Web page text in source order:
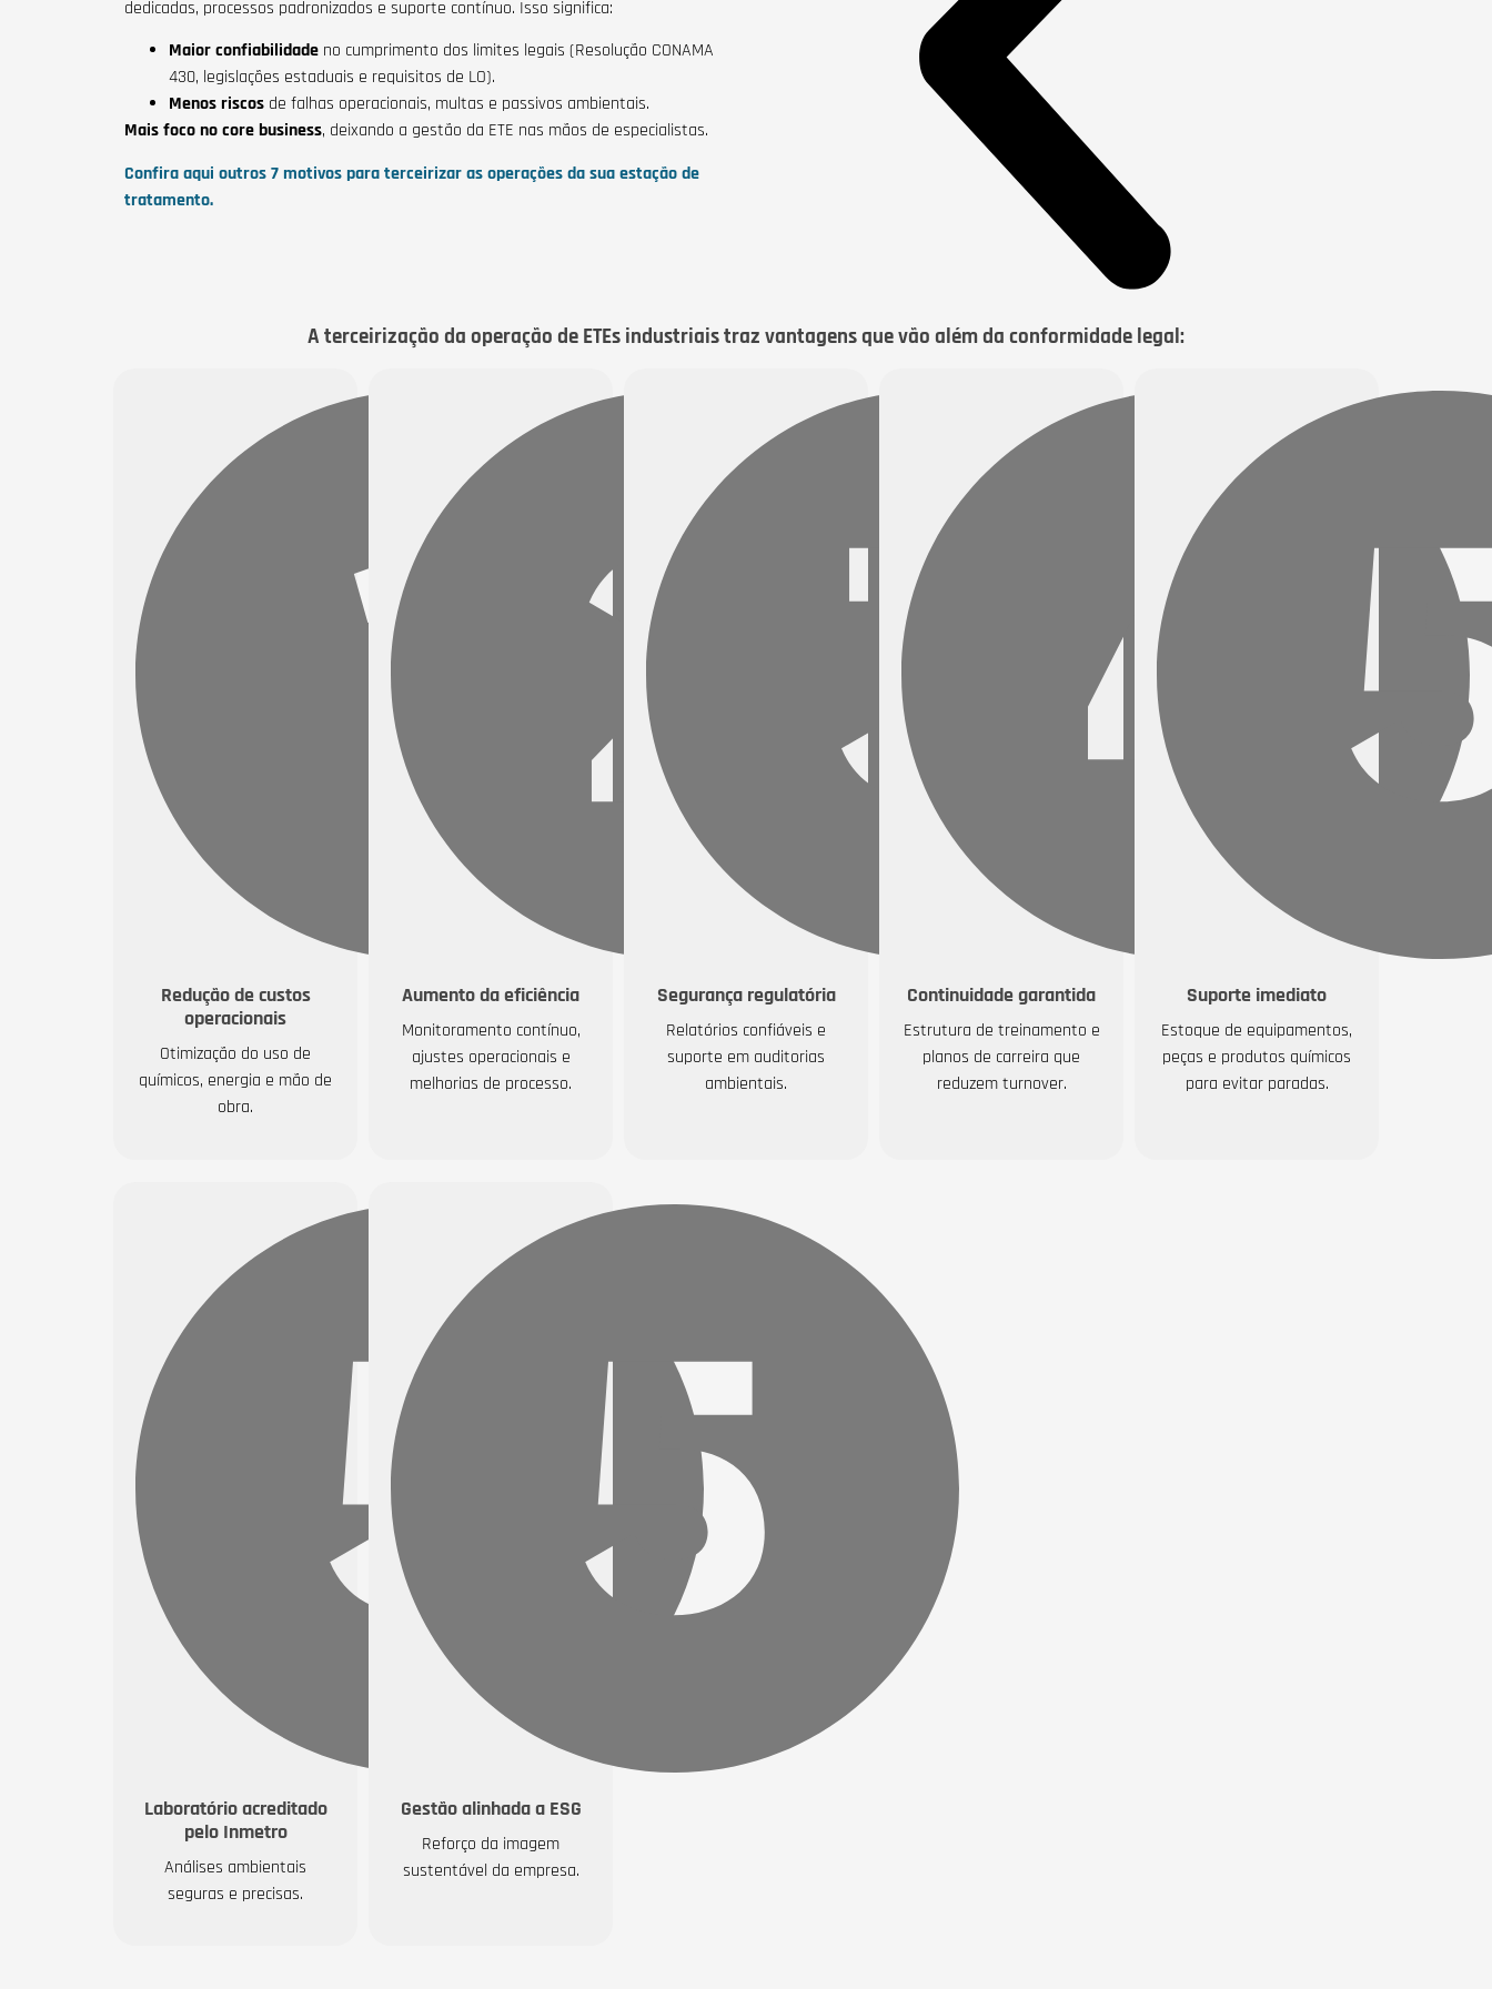
dedicadas, processos padronizados e suporte contínuo. Isso significa:
Maior confiabilidade no cumprimento dos limites legais (Resolução CONAMA
430, legislações estaduais e requisitos de LO).
Menos riscos de falhas operacionais, multas e passivos ambientais.
Mais foco no core business, deixando a gestão da ETE nas mãos de especialistas.
Confira aqui outros 7 motivos para terceirizar as operações da sua estação de
tratamento.
A terceirização da operação de ETEs industriais traz vantagens que vão além da conformidade legal:
Redução de custos
operacionais
Otimização do uso de
químicos, energia e mão de
obra.
Aumento da eficiência
Monitoramento contínuo,
ajustes operacionais e
melhorias de processo.
Segurança regulatória
Relatórios confiáveis e
suporte em auditorias
ambientais.
Continuidade garantida
Estrutura de treinamento e
planos de carreira que
reduzem turnover.
Suporte imediato
Estoque de equipamentos,
peças e produtos químicos
para evitar paradas.
Laboratório acreditado
pelo Inmetro
Análises ambientais
seguras e precisas.
Gestão alinhada a ESG
Reforço da imagem
sustentável da empresa.